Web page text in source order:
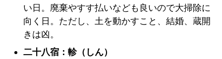
い日。廃棄やすす払いなども良いので大掃除に
向く日。ただし、土を動かすこと、結婚、蔵開
きは凶。
二十八宿：軫（しん）